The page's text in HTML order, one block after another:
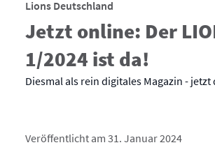
Lions Deutschland
Jetzt online: Der
1/2024 ist da!
Diesmal als rein digitales Magazin -
Veröffentlicht am 31. Januar 2024